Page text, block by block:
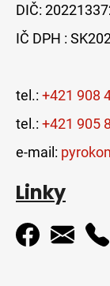
DIČ:
IČ DPH :
tel.: +421 908
tel.: +421 905
e-mail:
Linky